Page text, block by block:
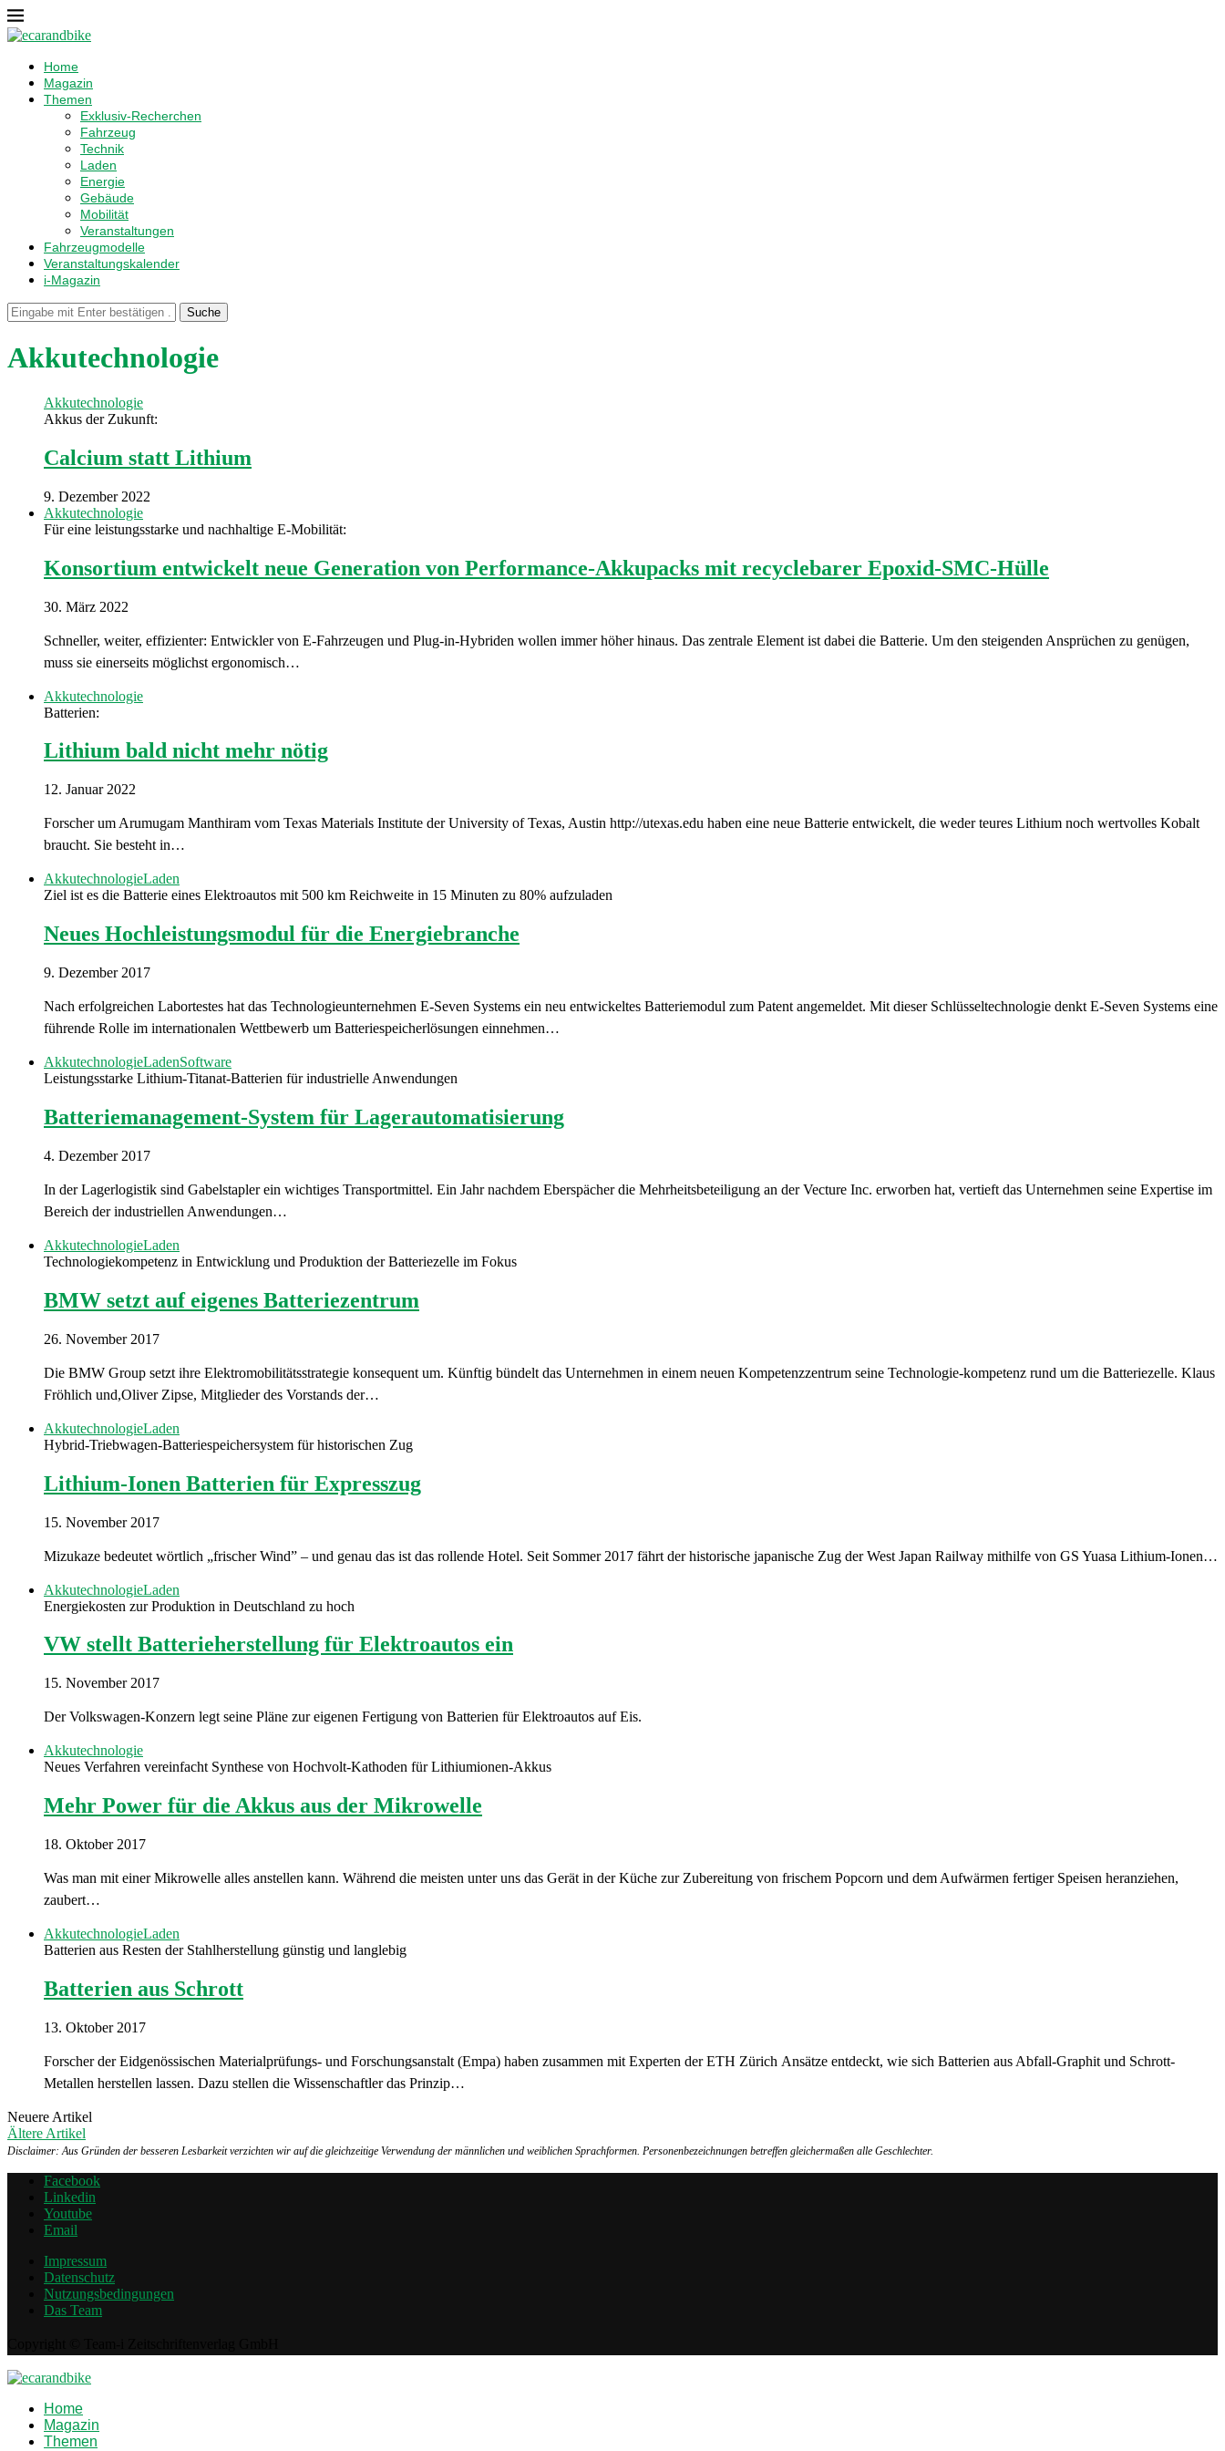
Home
Magazin
Themen
Exklusiv-Recherchen
Fahrzeug
Technik
Laden
Energie
Gebäude
Mobilität
Veranstaltungen
Fahrzeugmodelle
Veranstaltungskalender
i-Magazin
Suche
Akkutechnologie
Akkutechnologie
Akkus der Zukunft:
Calcium statt Lithium
9. Dezember 2022
Akkutechnologie
Für eine leistungsstarke und nachhaltige E-Mobilität:
Konsortium entwickelt neue Generation von Performance-Akkupacks mit recyclebarer Epoxid-SMC-Hülle
30. März 2022
Schneller, weiter, effizienter: Entwickler von E-Fahrzeugen und Plug-in-Hybriden wollen immer höher hinaus. Das zentrale Element ist dabei die Batterie. Um den steigenden Ansprüchen zu genügen,
muss sie einerseits möglichst ergonomisch…
Akkutechnologie
Batterien:
Lithium bald nicht mehr nötig
12. Januar 2022
Forscher um Arumugam Manthiram vom Texas Materials Institute der University of Texas, Austin http://utexas.edu haben eine neue Batterie entwickelt, die weder teures Lithium noch wertvolles Kobalt
braucht. Sie besteht in…
AkkutechnologieLaden
Ziel ist es die Batterie eines Elektroautos mit 500 km Reichweite in 15 Minuten zu 80% aufzuladen
Neues Hochleistungsmodul für die Energiebranche
9. Dezember 2017
Nach erfolgreichen Labortestes hat das Technologieunternehmen E-Seven Systems ein neu entwickeltes Batteriemodul zum Patent angemeldet. Mit dieser Schlüsseltechnologie denkt E-Seven Systems eine
führende Rolle im internationalen Wettbewerb um Batteriespeicherlösungen einnehmen…
AkkutechnologieLadenSoftware
Leistungsstarke Lithium-Titanat-Batterien für industrielle Anwendungen
Batteriemanagement-System für Lagerautomatisierung
4. Dezember 2017
In der Lagerlogistik sind Gabelstapler ein wichtiges Transportmittel. Ein Jahr nachdem Eberspächer die Mehrheitsbeteiligung an der Vecture Inc. erworben hat, vertieft das Unternehmen seine Expertise im
Bereich der industriellen Anwendungen…
AkkutechnologieLaden
Technologiekompetenz in Entwicklung und Produktion der Batteriezelle im Fokus
BMW setzt auf eigenes Batteriezentrum
26. November 2017
Die BMW Group setzt ihre Elektromobilitätsstrategie konsequent um. Künftig bündelt das Unternehmen in einem neuen Kompetenzzentrum seine Technologie-kompetenz rund um die Batteriezelle. Klaus
Fröhlich und,Oliver Zipse, Mitglieder des Vorstands der…
AkkutechnologieLaden
Hybrid-Triebwagen-Batteriespeichersystem für historischen Zug
Lithium-Ionen Batterien für Expresszug
15. November 2017
Mizukaze bedeutet wörtlich „frischer Wind” – und genau das ist das rollende Hotel. Seit Sommer 2017 fährt der historische japanische Zug der West Japan Railway mithilfe von GS Yuasa Lithium-Ionen…
AkkutechnologieLaden
Energiekosten zur Produktion in Deutschland zu hoch
VW stellt Batterieherstellung für Elektroautos ein
15. November 2017
Der Volkswagen-Konzern legt seine Pläne zur eigenen Fertigung von Batterien für Elektroautos auf Eis.
Akkutechnologie
Neues Verfahren vereinfacht Synthese von Hochvolt-Kathoden für Lithiumionen-Akkus
Mehr Power für die Akkus aus der Mikrowelle
18. Oktober 2017
Was man mit einer Mikrowelle alles anstellen kann. Während die meisten unter uns das Gerät in der Küche zur Zubereitung von frischem Popcorn und dem Aufwärmen fertiger Speisen heranziehen,
zaubert…
AkkutechnologieLaden
Batterien aus Resten der Stahlherstellung günstig und langlebig
Batterien aus Schrott
13. Oktober 2017
Forscher der Eidgenössischen Materialprüfungs- und Forschungsanstalt (Empa) haben zusammen mit Experten der ETH Zürich Ansätze entdeckt, wie sich Batterien aus Abfall-Graphit und Schrott-
Metallen herstellen lassen. Dazu stellen die Wissenschaftler das Prinzip…
Neuere Artikel
Ältere Artikel
Disclaimer: Aus Gründen der besseren Lesbarkeit verzichten wir auf die gleichzeitige Verwendung der männlichen und weiblichen Sprachformen. Personenbezeichnungen betreffen gleichermaßen alle Geschlechter.
Facebook
Linkedin
Youtube
Email
Impressum
Datenschutz
Nutzungsbedingungen
Das Team
Home
Magazin
Themen